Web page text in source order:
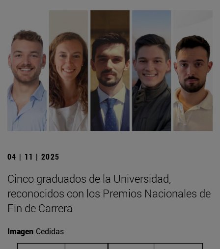
04 | 11 | 2025
Cinco graduados de la Universidad,
reconocidos con los Premios Nacionales de
Fin de Carrera
Imagen Cedidas